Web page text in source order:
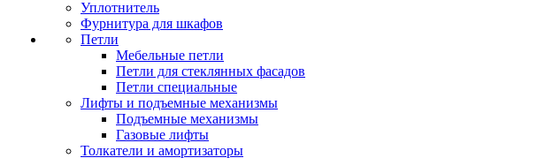
Уплотнитель
Фурнитура для шкафов
Петли
Мебельные петли
Петли для стеклянных фасадов
Петли специальные
Лифты и подъемные механизмы
Подъемные механизмы
Газовые лифты
Толкатели и амортизаторы